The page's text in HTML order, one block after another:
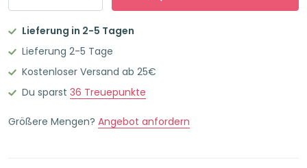
Karteikarten
A6
Pastell
Rosa
Lieferung in 2-5 Tagen
Lieferung 2-5 Tage
Kostenloser Versand ab 25€
Du sparst 36 Treuepunkte
Größere Mengen? Angebot anfordern